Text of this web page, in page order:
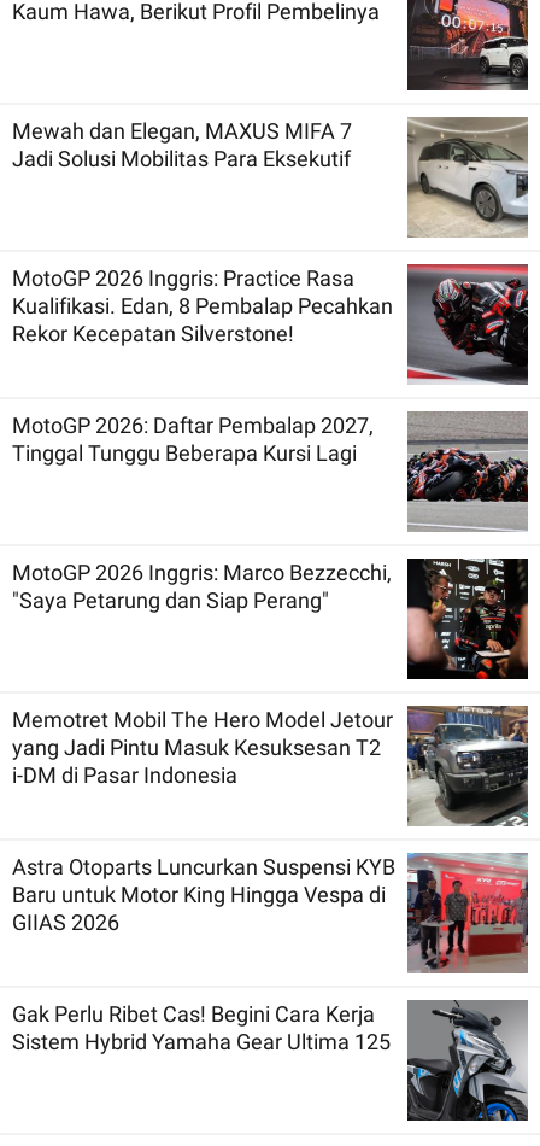
Kaum Hawa, Berikut Profil Pembelinya
Mewah dan Elegan, MAXUS MIFA 7
Jadi Solusi Mobilitas Para Eksekutif
MotoGP 2026 Inggris: Practice Rasa
Kualifikasi. Edan, 8 Pembalap Pecahkan
Rekor Kecepatan Silverstone!
MotoGP 2026: Daftar Pembalap 2027,
Tinggal Tunggu Beberapa Kursi Lagi
MotoGP 2026 Inggris: Marco Bezzecchi,
"Saya Petarung dan Siap Perang"
Memotret Mobil The Hero Model Jetour
yang Jadi Pintu Masuk Kesuksesan T2
i-DM di Pasar Indonesia
Astra Otoparts Luncurkan Suspensi KYB
Baru untuk Motor King Hingga Vespa di
GIIAS 2026
Gak Perlu Ribet Cas! Begini Cara Kerja
Sistem Hybrid Yamaha Gear Ultima 125